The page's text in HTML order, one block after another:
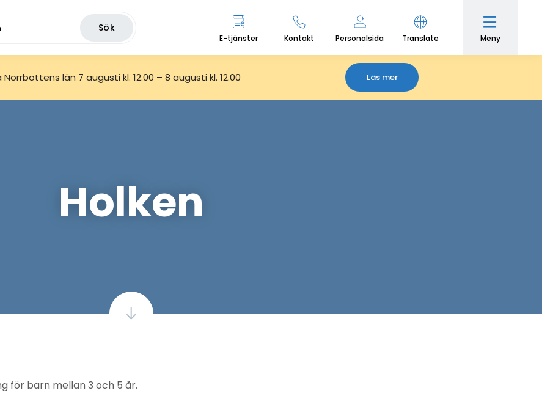
Sök
E-tjänster Kontakt Personalsida Translate Meny
län 7 augusti kl. 12.00 – 8 augusti kl. 12.00 Läs mer
Holken
för barn mellan 3 och 5 år.